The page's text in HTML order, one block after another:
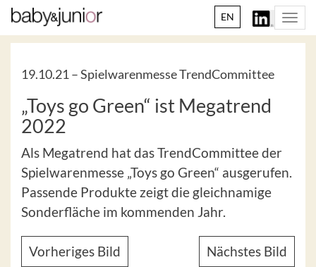
EN
19.10.21 –Spielwarenmesse TrendCommittee
„Toys go Green“ ist Megatrend
2022
Als Megatrend hat das TrendCommittee der
Spielwarenmesse „Toys go Green“ ausgerufen.
Passende Produkte zeigt die gleichnamige
Sonderfläche im kommenden Jahr.
Vorheriges Bild Nächstes Bild